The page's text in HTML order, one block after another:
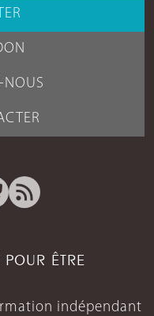
NOUS
POUR ÊTRE
indépendant